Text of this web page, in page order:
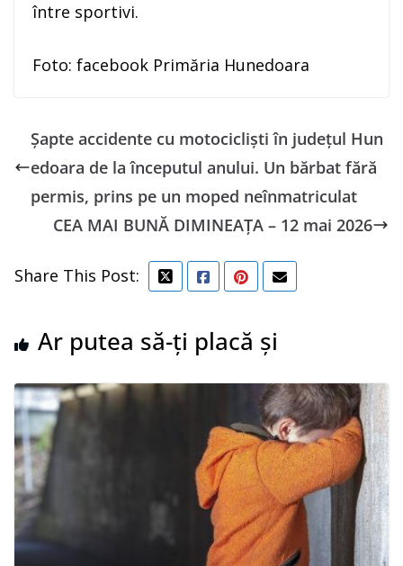
între sportivi.
Foto: facebook Primăria Hunedoara
Șapte accidente cu motocicliști în județul Hun
edoara de la începutul anului. Un bărbat fără
permis, prins pe un moped neînmatriculat
CEA MAI BUNĂ DIMINEAȚA – 12 mai 2026
Share This Post:
Ar putea să-ți placă și